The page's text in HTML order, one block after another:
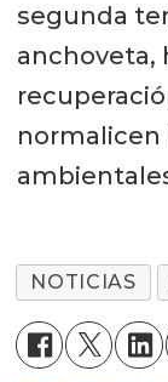
segunda
anchoveta,
normalicen
NOTICIAS